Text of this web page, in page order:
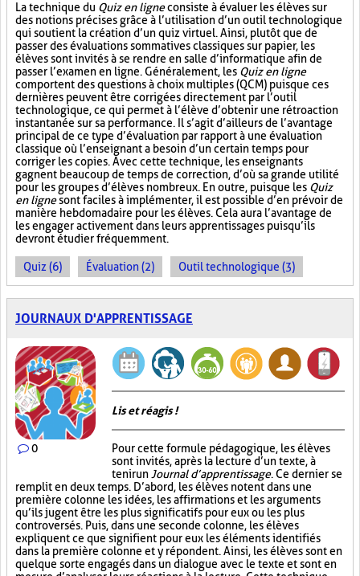
La technique du Quiz en ligneconsiste à évaluer les élèves sur
des notions précises grâce à l’utilisation d’un outil technologique
qui soutient la création d’un quiz virtuel. Ainsi, plutôt que de
passer des évaluations sommatives classiques sur papier, les
élèves sont invités à se rendre en salle d’informatique afin de
passer l’examen en ligne. Généralement, les Quiz en ligne
comportent des questions à choix multiples (QCM) puisque ces
dernières peuvent être corrigées directement par l’outil
technologique, ce qui permet à l’élève d’obtenir une rétroaction
instantanée sur sa performance. Il s’agit d’ailleurs de l’avantage
principal de ce type d’évaluation par rapport à une évaluation
classique où l’enseignant a besoin d’un certain temps pour
corriger les copies. Avec cette technique, les enseignants
gagnent beaucoup de temps de correction, d’où sa grande utilité
pour les groupes d’élèves nombreux. En outre, puisque les Quiz
en lignesont faciles à implémenter, il est possible d’en prévoir de
manière hebdomadaire pour les élèves. Cela aura l’avantage de
les engager activement dans leurs apprentissages puisqu’ils
devront étudier fréquemment.
Quiz (6) Évaluation (2) Outil technologique (3)
JOURNAUX D'APPRENTISSAGE
0
Lis et réagis !
Pour cette formule pédagogique, les élèves
sont invités, après la lecture d’un texte, à
tenir un Journal d’apprentissage. Ce dernier se
remplit en deux temps. D’abord, les élèves notent dans une
première colonne les idées, les affirmations et les arguments
qu’ils jugent être les plus significatifs pour eux ou les plus
controversés. Puis, dans une seconde colonne, les élèves
expliquent ce que signifient pour eux les éléments identifiés
dans la première colonne et y répondent. Ainsi, les élèves sont en
quelque sorte engagés dans un dialogue avec le texte et sont en